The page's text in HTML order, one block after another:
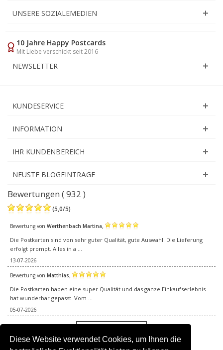
Diese Website verwendet Cookies, um Ihnen die
UNSERE SOZIALEMEDIEN
10 Jahre Happy Postcards
Mit Liebe verschickt seit 2016
NEWSLETTER
KUNDESERVICE
INFORMATION
IHR KUNDENBEREICH
NEUSTE BLOGEINTRÄGE
Bewertungen ( 932 )
(5,0/5)
Bewertung von Werthenbach Martina,
Die Postkarten sind von sehr guter Qualität, gute Auswahl. Die Lieferung
erfolgt prompt. Alles in a ...
13-07-2026
Bewertung von Matthias,
Die Postkarten haben eine super Qualität und das ganze Einkaufserlebnis
hat wunderbar gepasst. Vom ...
05-07-2026